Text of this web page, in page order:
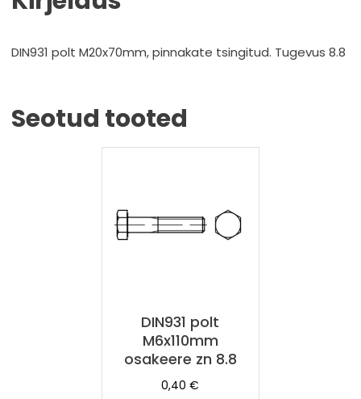
DIN931 polt M20x70mm, pinnakate tsingitud. Tugevus 8.8
Seotud tooted
DIN931 polt
M6x110mm
osakeere zn 8.8
0,40€